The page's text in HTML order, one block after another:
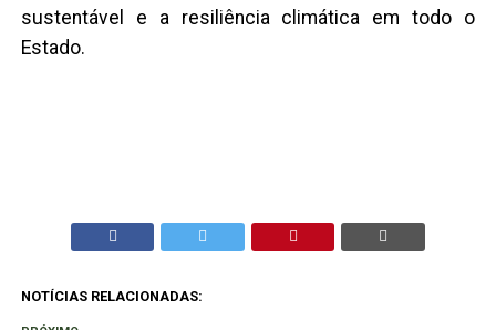
sustentável e a resiliência climática em todo o
Estado.
NOTÍCIAS RELACIONADAS: